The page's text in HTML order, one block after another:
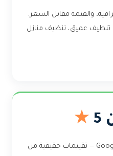
والقيمة مقابل السعر.
تنظيف عميق، تنظيف منازل
★
متوسط تقييم عملائنا على Google — تقييمات حقيقية من